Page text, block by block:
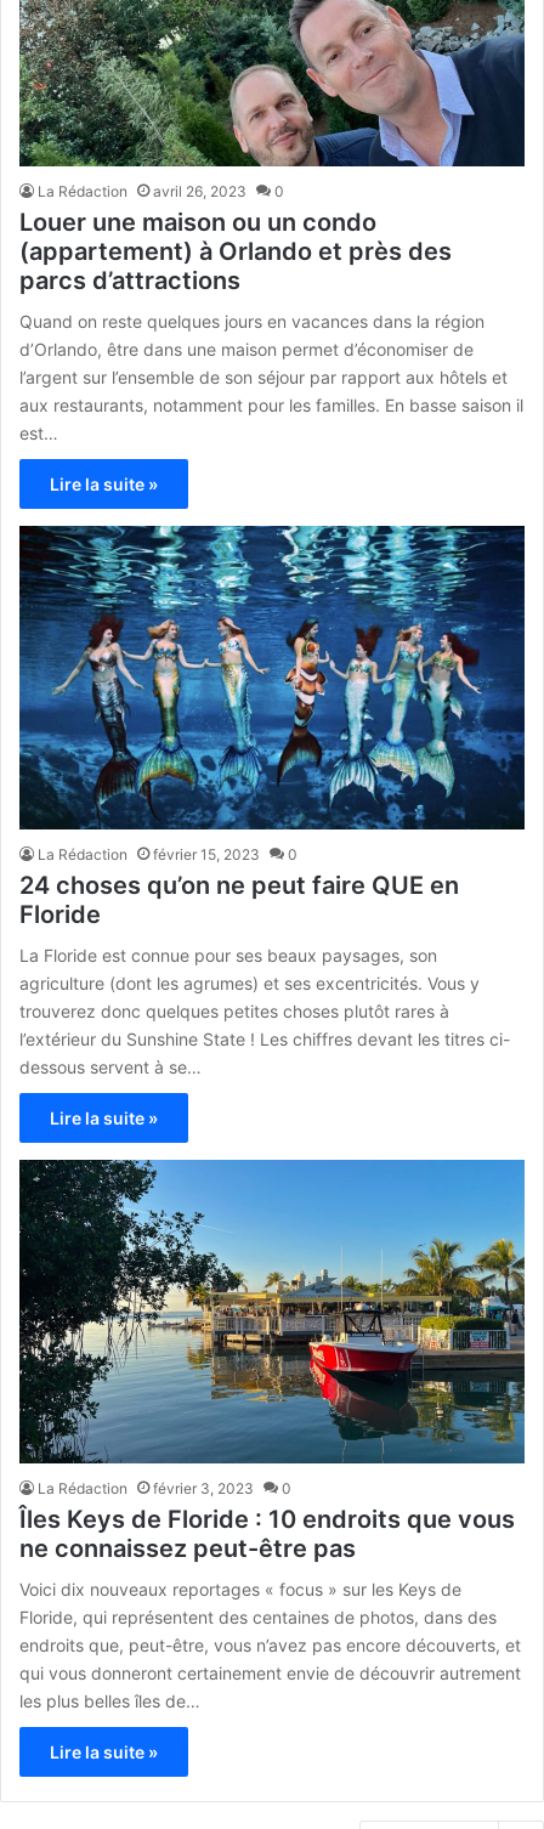
La Rédaction avril 26, 2023 0
Louer une maison ou un condo
(appartement) à Orlando et près des
parcs d’attractions
Quand on reste quelques jours en vacances dans la région
d’Orlando, être dans une maison permet d’économiser de
l’argent sur l’ensemble de son séjour par rapport aux hôtels et
aux restaurants, notamment pour les familles. En basse saison il
est…
Lire la suite »
La Rédaction février 15, 2023 0
24 choses qu’on ne peut faire QUE en
Floride
La Floride est connue pour ses beaux paysages, son
agriculture (dont les agrumes) et ses excentricités. Vous y
trouverez donc quelques petites choses plutôt rares à
l’extérieur du Sunshine State ! Les chiffres devant les titres ci-
dessous servent à se…
Lire la suite »
La Rédaction février 3, 2023 0
Îles Keys de Floride : 10 endroits que vous
ne connaissez peut-être pas
Voici dix nouveaux reportages « focus » sur les Keys de
Floride, qui représentent des centaines de photos, dans des
endroits que, peut-être, vous n’avez pas encore découverts, et
qui vous donneront certainement envie de découvrir autrement
les plus belles îles de…
Lire la suite »